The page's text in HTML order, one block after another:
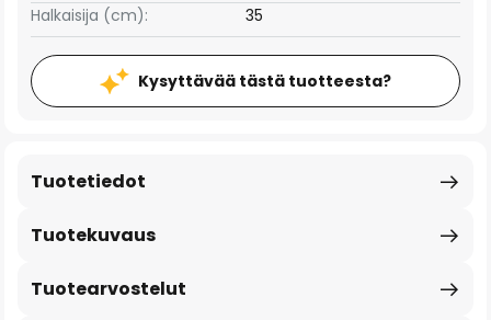
Halkaisija (cm):
35
Kysyttävää tästä tuotteesta?
Tuotekuvaus
Tuotetiedot
Tuotearvostelut